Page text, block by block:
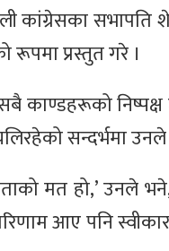
कांग्रेसका
रूपमा प्रस्तुत गरे ।
सन्दर्भमा
मत हो,’
आए पनि